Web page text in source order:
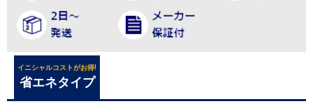
イニシャルコストがお得!
省エネタイプ